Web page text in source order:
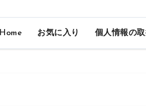
Home お気に入り 個人情報の